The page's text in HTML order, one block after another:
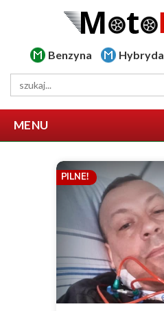
Benzyna Hybryda
MENU